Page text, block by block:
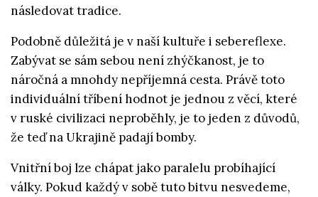
následovat tradice.
Podobně důležitá je v naší kultuře i sebereflexe.
Zabývat se sám sebou není zhýčkanost, je to
náročná a mnohdy nepříjemná cesta. Právě toto
individuální tříbení hodnot je jednou z věcí, které
v ruské civilizaci neproběhly, je to jeden z důvodů,
že teď na Ukrajině padají bomby.
Vnitřní boj lze chápat jako paralelu probíhající
války. Pokud každý v sobě tuto bitvu nesvedeme,